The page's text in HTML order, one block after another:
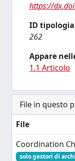
https://
ID
262
Appare
1.1 Articolo
File in questo
File
Coordination
solo gestori di